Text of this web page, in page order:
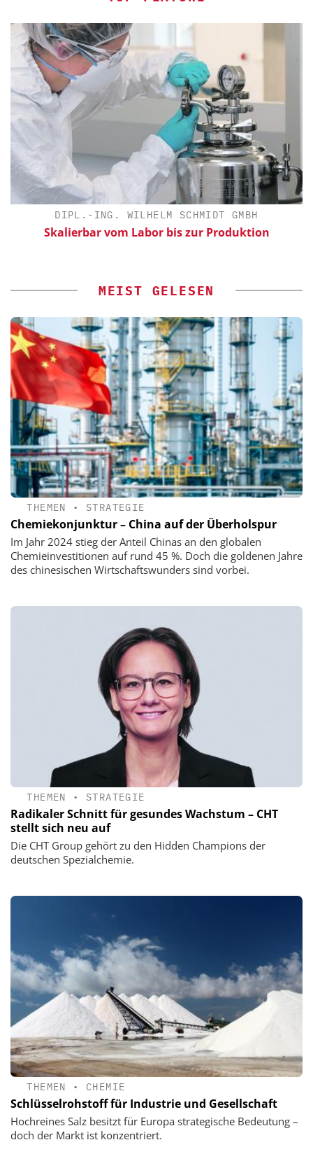
DIPL.-ING. WILHELM SCHMIDT GMBH
Skalierbar vom Labor bis zur Produktion
MEIST GELESEN
THEMEN • STRATEGIE
Chemiekonjunktur – China auf der Überholspur
Im Jahr 2024 stieg der Anteil Chinas an den globalen
Chemieinvestitionen auf rund 45 %. Doch die goldenen Jahre
des chinesischen Wirtschaftswunders sind vorbei.
THEMEN • STRATEGIE
Radikaler Schnitt für gesundes Wachstum – CHT
stellt sich neu auf
Die CHT Group gehört zu den Hidden Champions der
deutschen Spezialchemie.
THEMEN • CHEMIE
Schlüsselrohstoff für Industrie und Gesellschaft
Hochreines Salz besitzt für Europa strategische Bedeutung –
doch der Markt ist konzentriert.